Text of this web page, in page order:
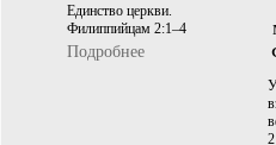
Единство церкви.
Филиппийцам 2:1–4
Подробнее
2